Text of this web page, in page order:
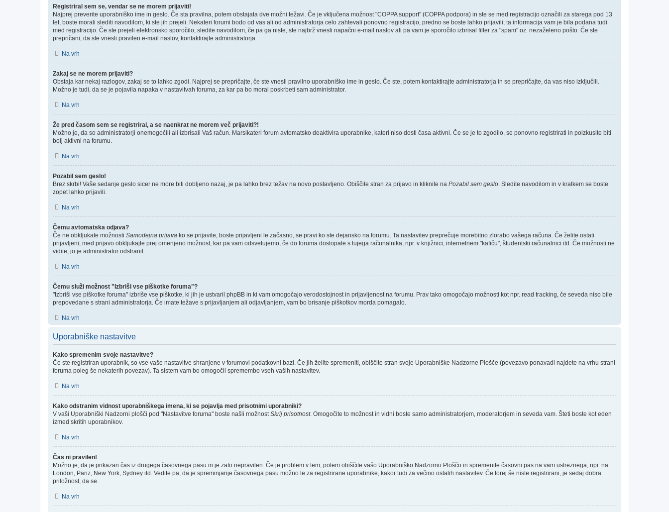
Registriral sem se, vendar se ne morem prijaviti!
Najprej preverite uporabniško ime in geslo. Če sta pravilna, potem obstajata dve možni težavi. Če je vključena možnost "COPPA support" (COPPA podpora) in ste se med registracijo označili za starega pod 13
let, boste morali slediti navodilom, ki ste jih prejeli. Nekateri forumi bodo od vas ali od administratorja celo zahtevali ponovno registracijo, predno se boste lahko prijavili; ta informacija vam je bila podana tudi
med registracijo. Če ste prejeli elektronsko sporočilo, sledite navodilom, če pa ga niste, ste najbrž vnesli napačni e-mail naslov ali pa vam je sporočilo izbrisal filter za "spam" oz. nezaželeno pošto. Če ste
prepričani, da ste vnesli pravilen e-mail naslov, kontaktirajte administratorja.
Na vrh
Zakaj se ne morem prijaviti?
Obstaja kar nekaj razlogov, zakaj se to lahko zgodi. Najprej se prepričajte, če ste vnesli pravilno uporabniško ime in geslo. Če ste, potem kontaktirajte administratorja in se prepričajte, da vas niso izključili.
Možno je tudi, da se je pojavila napaka v nastavitvah foruma, za kar pa bo moral poskrbeti sam administrator.
Na vrh
Že pred časom sem se registriral, a se naenkrat ne morem več prijaviti?!
Možno je, da so administratorji onemogočili ali izbrisali Vaš račun. Marsikateri forum avtomatsko deaktivira uporabnike, kateri niso dosti časa aktivni. Če se je to zgodilo, se ponovno registrirati in poizkusite biti
bolj aktivni na forumu.
Na vrh
Pozabil sem geslo!
Brez skrbi! Vaše sedanje geslo sicer ne more biti dobljeno nazaj, je pa lahko brez težav na novo postavljeno. Obiščite stran za prijavo in kliknite na Pozabil sem geslo . Sledite navodilom in v kratkem se boste
zopet lahko prijavili.
Na vrh
Čemu avtomatska odjava?
Če ne obkljukate možnosti Samodejna prijava ko se prijavite, boste prijavljeni le začasno, se pravi ko ste dejansko na forumu. Ta nastavitev preprečuje morebitno zlorabo vašega računa. Če želite ostati
prijavljeni, med prijavo obkljukajte prej omenjeno možnost, kar pa vam odsvetujemo, če do foruma dostopate s tujega računalnika, npr. v knjižnici, internetnem "kafiču", študentski računalnici itd. Če možnosti ne
vidite, jo je administrator odstranil.
Na vrh
Čemu služi možnost "Izbriši vse piškotke foruma"?
"Izbriši vse piškotke foruma" izbriše vse piškotke, ki jih je ustvaril phpBB in ki vam omogočajo verodostojnost in prijavljenost na forumu. Prav tako omogočajo možnosti kot npr. read tracking, če seveda niso bile
prepovedane s strani administratorja. Če imate težave s prijavljanjem ali odjavljanjem, vam bo brisanje piškotkov morda pomagalo.
Na vrh
Uporabniške nastavitve
Kako spremenim svoje nastavitve?
Če ste registriran uporabnik, so vse vaše nastavitve shranjene v forumovi podatkovni bazi. Če jih želite spremeniti, obiščite stran svoje Uporabniške Nadzorne Plošče (povezavo ponavadi najdete na vrhu strani
foruma poleg še nekaterih povezav). Ta sistem vam bo omogočil spremembo vseh vaših nastavitev.
Na vrh
Kako odstranim vidnost uporabniškega imena, ki se pojavlja med prisotnimi uporabniki?
V vaši Uporabniški Nadzorni plošči pod "Nastavitve foruma" boste našli možnost Skrij prisotnost. Omogočite to možnost in vidni boste samo administratorjem, moderatorjem in seveda vam. Šteti boste kot eden
izmed skritih uporabnikov.
Na vrh
Čas ni pravilen!
Možno je, da je prikazan čas iz drugega časovnega pasu in je zato nepravilen. Če je problem v tem, potem obiščite vašo Uporabniško Nadzorno Ploščo in spremenite časovni pas na vam ustreznega, npr. na
London, Pariz, New York, Sydney itd. Vedite pa, da je spreminjanje časovnega pasu možno le za registrirane uporabnike, kakor tudi za večino ostalih nastavitev. Če torej še niste registrirani, je sedaj dobra
priložnost, da se.
Na vrh